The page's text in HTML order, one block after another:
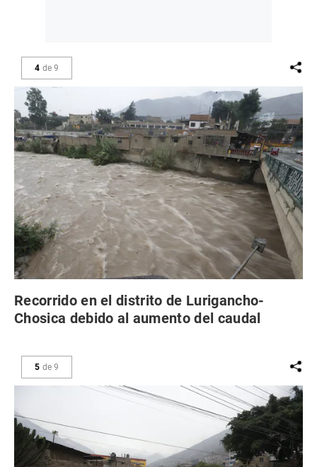
4 de 9
Recorrido en el distrito de Lurigancho-
Chosica debido al aumento del caudal
5 de 9